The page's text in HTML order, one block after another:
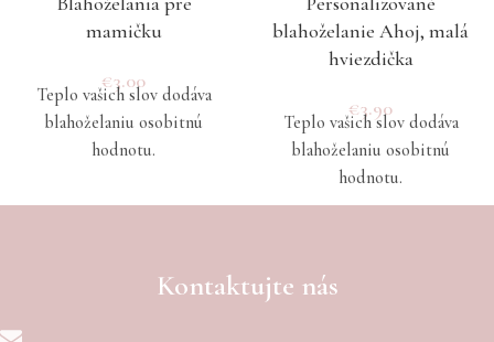
mamičku
€3.00
Teplo vašich slov dodáva
blahoželaniu osobitnú
hodnotu.
blahoželanie Ahoj, malá
hviezdička
€3.90
Teplo vašich slov dodáva
blahoželaniu osobitnú
hodnotu.
Kontaktujte nás